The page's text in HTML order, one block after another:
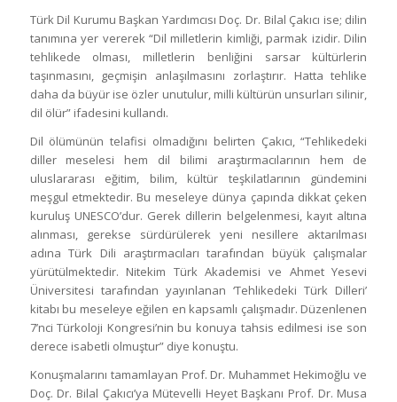
Türk Dil Kurumu Başkan Yardımcısı Doç. Dr. Bilal Çakıcı ise; dilin
tanımına yer vererek “Dil milletlerin kimliği, parmak izidir. Dilin
tehlikede olması, milletlerin benliğini sarsar kültürlerin
taşınmasını, geçmişin anlaşılmasını zorlaştırır. Hatta tehlike
daha da büyür ise özler unutulur, milli kültürün unsurları silinir,
dil ölür” ifadesini kullandı.
Dil ölümünün telafisi olmadığını belirten Çakıcı, “Tehlikedeki
diller meselesi hem dil bilimi araştırmacılarının hem de
uluslararası eğitim, bilim, kültür teşkilatlarının gündemini
meşgul etmektedir. Bu meseleye dünya çapında dikkat çeken
kuruluş UNESCO’dur. Gerek dillerin belgelenmesi, kayıt altına
alınması, gerekse sürdürülerek yeni nesillere aktarılması
adına Türk Dili araştırmacıları tarafından büyük çalışmalar
yürütülmektedir. Nitekim Türk Akademisi ve Ahmet Yesevi
Üniversitesi tarafından yayınlanan ‘Tehlikedeki Türk Dilleri’
kitabı bu meseleye eğilen en kapsamlı çalışmadır. Düzenlenen
7’nci Türkoloji Kongresi’nin bu konuya tahsis edilmesi ise son
derece isabetli olmuştur” diye konuştu.
Konuşmalarını tamamlayan Prof. Dr. Muhammet Hekimoğlu ve
Doç. Dr. Bilal Çakıcı’ya Mütevelli Heyet Başkanı Prof. Dr. Musa